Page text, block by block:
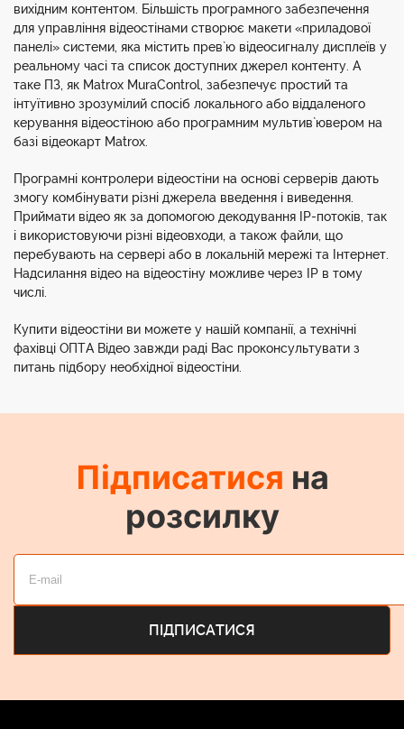
вихідним контентом. Більшість програмного забезпечення
для управління відеостінами створює макети «приладової
панелі» системи, яка містить прев`ю відеосигналу дисплеїв у
реальному часі та список доступних джерел контенту. А
таке ПЗ, як Matrox MuraControl, забезпечує простий та
інтуїтивно зрозумілий спосіб локального або віддаленого
керування відеостіною або програмним мультив`ювером на
базі відеокарт Matrox.
Програмні контролери відеостіни на основі серверів дають
змогу комбінувати різні джерела введення і виведення.
Приймати відео як за допомогою декодування IP-потоків, так
і використовуючи різні відеовходи, а також файли, що
перебувають на сервері або в локальній мережі та Інтернет.
Надсилання відео на відеостіну можливе через IP в тому
числі.
Купити відеостіни ви можете у нашій компанії, а технічні
фахівці ОПТА Відео завжди раді Вас проконсультувати з
питань підбору необхідної відеостіни.
Підписатися на
розсилку